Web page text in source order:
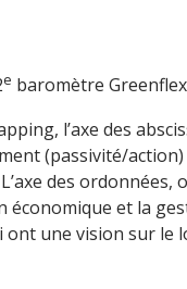
e baromètre
l’axe des
(passivité/action)
des
économique et la
ont une vision sur